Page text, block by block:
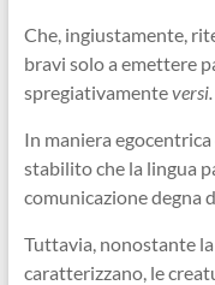
Che, ingiustamente,
bravi solo a emettere
spregiativamenteversi.
In maniera
stabilito che la lingua
comunicazione degna
Tuttavia, nonostante
caratterizzano, le